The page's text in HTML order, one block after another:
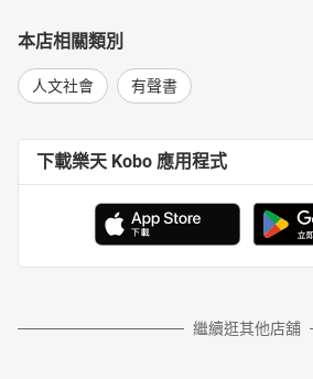
本店相關類別
人文社會 有聲書
下載樂天 Kobo 應用程式
繼續逛其他店舖